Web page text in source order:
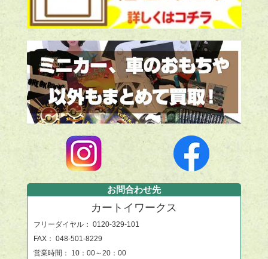
お問合わせ先
カートイワークス
フリーダイヤル： 0120-329-101
FAX： 048-501-8229
営業時間： 10：00～20：00